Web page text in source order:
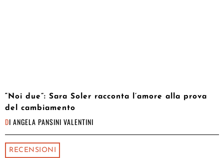
“Noi due”: Sara Soler racconta l’amore alla prova
del cambiamento
DI ANGELA PANSINI VALENTINI
RECENSIONI